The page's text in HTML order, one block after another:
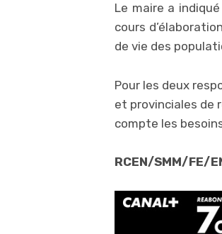
Le maire a
cours
de vie des
Pour les deux
et provinciales de
compte les
RCEN/SMM/FE/